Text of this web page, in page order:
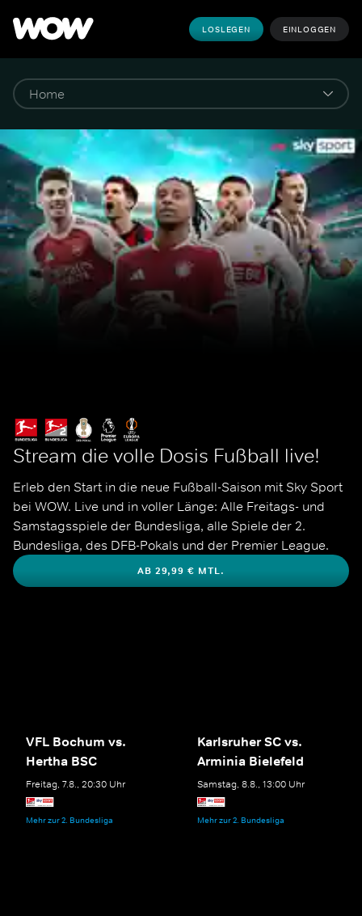
LOSLEGEN EINLOGGEN
Stream die volle Dosis Fußball live!
Erleb den Start in die neue Fußball-Saison mit Sky Sport
bei WOW. Live und in voller Länge: Alle Freitags- und
Samstagsspiele der Bundesliga, alle Spiele der 2.
Bundesliga, des DFB-Pokals und der Premier League.
AB 29,99 € MTL.
VFL Bochum vs.
Hertha BSC
Freitag, 7.8., 20:30 Uhr
Mehr zur 2. Bundesliga
Karlsruher SC vs.
Arminia Bielefeld
Samstag, 8.8., 13:00 Uhr
Mehr zur 2. Bundesliga